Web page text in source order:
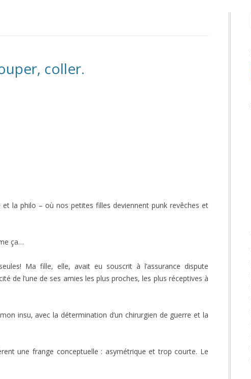
coller.
la philo – où nos petites filles deviennent punk revêches et
ça…
Ma fille, elle, avait eu souscrit à l’assurance dispute
de l’une de ses amies les plus proches, les plus réceptives à
insu, avec la détermination d’un chirurgien de guerre et la
une frange conceptuelle : asymétrique et trop courte. Le